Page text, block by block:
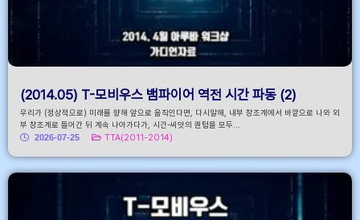
(2014.05) T-모비우스 뱀파이어 역전 시간 파동 (2)
우리가 (정상적으로) 미래를 향해 앞으로 움직인다면, 다시말해, 내부 창조계에서 바깥으로 나와 외
부 창조계로 들어간 뒤 계속 나아가다가, 시간-씨앗의 퀀텀을 모두...
2026-07-25
TTA(2011-2014)